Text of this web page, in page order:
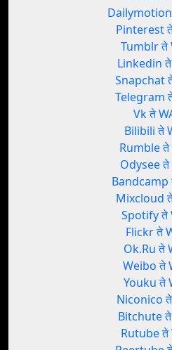
Dailymotion
Pinterest
Tumblr ते
Linkedin ते
Snapchat
Telegram
Vk ते
Bilibili ते
Rumble ते
Odysee ते
Bandcamp
Mixcloud
Spotify ते
Flickr ते
Ok.Ru ते
Weibo ते
Youku ते
Niconico
Bitchute ते
Rutube ते